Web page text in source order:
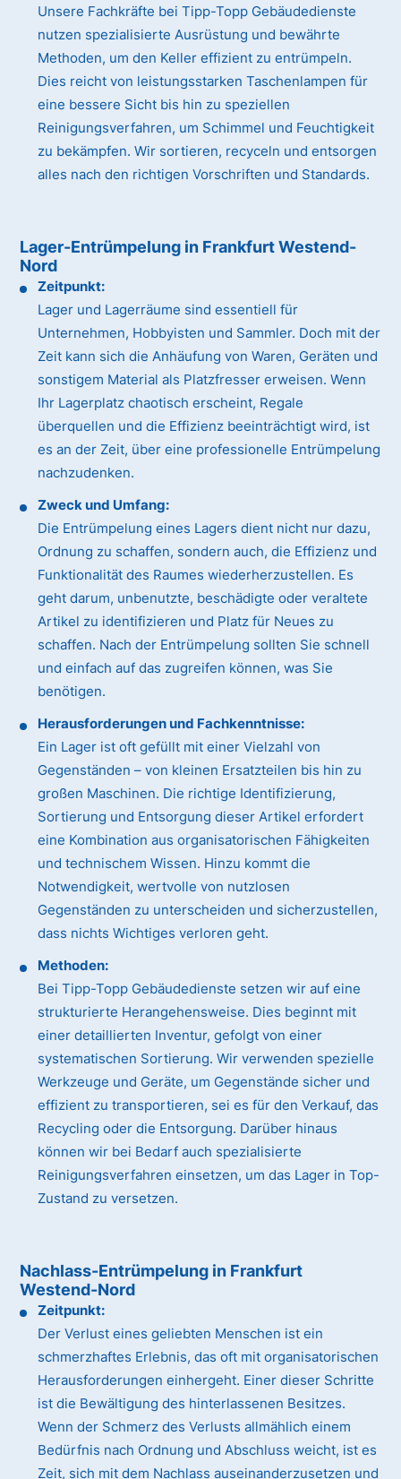
Unsere Fachkräfte bei Tipp-Topp Gebäudedienste
nutzen spezialisierte Ausrüstung und bewährte
Methoden, um den Keller effizient zu entrümpeln.
Dies reicht von leistungsstarken Taschenlampen für
eine bessere Sicht bis hin zu speziellen
Reinigungsverfahren, um Schimmel und Feuchtigkeit
zu bekämpfen. Wir sortieren, recyceln und entsorgen
alles nach den richtigen Vorschriften und Standards.
Lager-Entrümpelung in Frankfurt Westend-
Nord
Zeitpunkt:
Lager und Lagerräume sind essentiell für
Unternehmen, Hobbyisten und Sammler. Doch mit der
Zeit kann sich die Anhäufung von Waren, Geräten und
sonstigem Material als Platzfresser erweisen. Wenn
Ihr Lagerplatz chaotisch erscheint, Regale
überquellen und die Effizienz beeinträchtigt wird, ist
es an der Zeit, über eine professionelle Entrümpelung
nachzudenken.
Zweck und Umfang:
Die Entrümpelung eines Lagers dient nicht nur dazu,
Ordnung zu schaffen, sondern auch, die Effizienz und
Funktionalität des Raumes wiederherzustellen. Es
geht darum, unbenutzte, beschädigte oder veraltete
Artikel zu identifizieren und Platz für Neues zu
schaffen. Nach der Entrümpelung sollten Sie schnell
und einfach auf das zugreifen können, was Sie
benötigen.
Herausforderungen und Fachkenntnisse:
Ein Lager ist oft gefüllt mit einer Vielzahl von
Gegenständen – von kleinen Ersatzteilen bis hin zu
großen Maschinen. Die richtige Identifizierung,
Sortierung und Entsorgung dieser Artikel erfordert
eine Kombination aus organisatorischen Fähigkeiten
und technischem Wissen. Hinzu kommt die
Notwendigkeit, wertvolle von nutzlosen
Gegenständen zu unterscheiden und sicherzustellen,
dass nichts Wichtiges verloren geht.
Methoden:
Bei Tipp-Topp Gebäudedienste setzen wir auf eine
strukturierte Herangehensweise. Dies beginnt mit
einer detaillierten Inventur, gefolgt von einer
systematischen Sortierung. Wir verwenden spezielle
Werkzeuge und Geräte, um Gegenstände sicher und
effizient zu transportieren, sei es für den Verkauf, das
Recycling oder die Entsorgung. Darüber hinaus
können wir bei Bedarf auch spezialisierte
Reinigungsverfahren einsetzen, um das Lager in Top-
Zustand zu versetzen.
Nachlass-Entrümpelung in Frankfurt
Westend-Nord
Zeitpunkt:
Der Verlust eines geliebten Menschen ist ein
schmerzhaftes Erlebnis, das oft mit organisatorischen
Herausforderungen einhergeht. Einer dieser Schritte
ist die Bewältigung des hinterlassenen Besitzes.
Wenn der Schmerz des Verlusts allmählich einem
Bedürfnis nach Ordnung und Abschluss weicht, ist es
Zeit, sich mit dem Nachlass auseinanderzusetzen und